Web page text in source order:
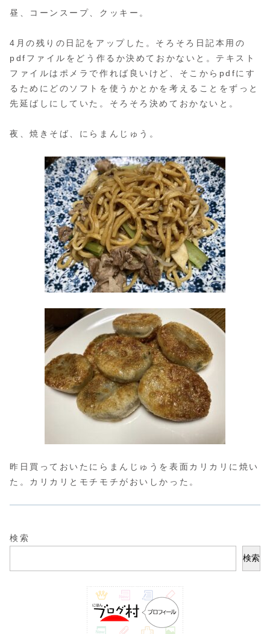
昼、コーンスープ、クッキー。
4月の残りの日記をアップした。そろそろ日記本用の
pdfファイルをどう作るか決めておかないと。テキスト
ファイルはポメラで作れば良いけど、そこからpdfにす
るためにどのソフトを使うかとかを考えることをずっと
先延ばしにしていた。そろそろ決めておかないと。
夜、焼きそば、にらまんじゅう。
昨日買っておいたにらまんじゅうを表面カリカリに焼い
た。カリカリとモチモチがおいしかった。
検索
検索